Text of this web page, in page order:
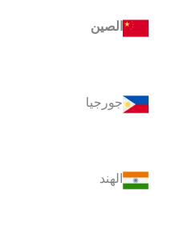
الصين
جورجيا
الهند